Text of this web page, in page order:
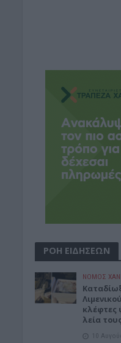
ΡΟΗ ΕΙΔΗΣΕΩΝ
ΝΟΜΌΣ
κλέφτες
λεία
10